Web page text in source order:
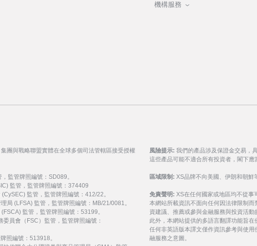
機構服務
團與戰略聯盟實體在全球多個司法管轄區接受授權
監管牌照編號：SD089。
監管，監管牌照編號：374409
監管，監管牌照編號：412/22。
局 (LFSA) 監管，監管牌照編號：MB/21/0081。
監管，監管牌照編號：53199。
員會（FSC）監管，監管牌照編號：
照編號：513918。
風險提示: 我們的產品涉及保證金交易，
這些產品可能不適合所有投資者，閣下應
區域限制: XS品牌不向美國、伊朗和朝鮮
免責聲明: XS在任何國家或地區均不從事
本網站所載資訊不面向任何因法律限制
資建議、推薦或參與金融服務與投資活動
此外，本網站提供的多語言翻譯功能旨在
任何非英語版本譯文僅作資訊參考與使
融服務之意圖。